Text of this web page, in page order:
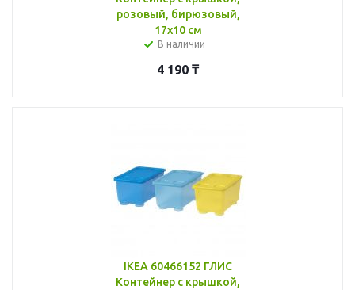
розовый, бирюзовый,
17x10 см
В наличии
4 190 ₸
IKEA 60466152 ГЛИС
Контейнер с крышкой,